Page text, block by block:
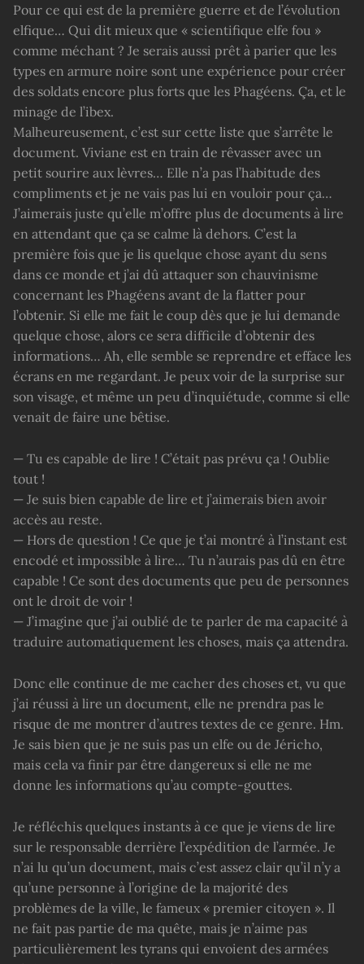
Pour ce qui est de la première guerre et de l’évolution
elfique… Qui dit mieux que « scientifique elfe fou »
comme méchant ? Je serais aussi prêt à parier que les
types en armure noire sont une expérience pour créer
des soldats encore plus forts que les Phagéens. Ça, et le
minage de l’ibex.
Malheureusement, c’est sur cette liste que s’arrête le
document. Viviane est en train de rêvasser avec un
petit sourire aux lèvres… Elle n’a pas l’habitude des
compliments et je ne vais pas lui en vouloir pour ça…
J’aimerais juste qu’elle m’offre plus de documents à lire
en attendant que ça se calme là dehors. C’est la
première fois que je lis quelque chose ayant du sens
dans ce monde et j’ai dû attaquer son chauvinisme
concernant les Phagéens avant de la flatter pour
l’obtenir. Si elle me fait le coup dès que je lui demande
quelque chose, alors ce sera difficile d’obtenir des
informations… Ah, elle semble se reprendre et efface les
écrans en me regardant. Je peux voir de la surprise sur
son visage, et même un peu d’inquiétude, comme si elle
venait de faire une bêtise.
— Tu es capable de lire ! C’était pas prévu ça ! Oublie
tout !
— Je suis bien capable de lire et j’aimerais bien avoir
accès au reste.
— Hors de question ! Ce que je t’ai montré à l’instant est
encodé et impossible à lire… Tu n’aurais pas dû en être
capable ! Ce sont des documents que peu de personnes
ont le droit de voir !
— J’imagine que j’ai oublié de te parler de ma capacité à
traduire automatiquement les choses, mais ça attendra.
Donc elle continue de me cacher des choses et, vu que
j’ai réussi à lire un document, elle ne prendra pas le
risque de me montrer d’autres textes de ce genre. Hm.
Je sais bien que je ne suis pas un elfe ou de Jéricho,
mais cela va finir par être dangereux si elle ne me
donne les informations qu’au compte-gouttes.
Je réfléchis quelques instants à ce que je viens de lire
sur le responsable derrière l’expédition de l’armée. Je
n’ai lu qu’un document, mais c’est assez clair qu’il n’y a
qu’une personne à l’origine de la majorité des
problèmes de la ville, le fameux « premier citoyen ». Il
ne fait pas partie de ma quête, mais je n’aime pas
particulièrement les tyrans qui envoient des armées